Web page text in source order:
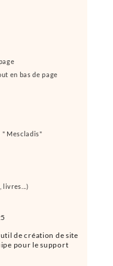
de création de site
pour le support
en bas de page
" Mescladis"
livres...)